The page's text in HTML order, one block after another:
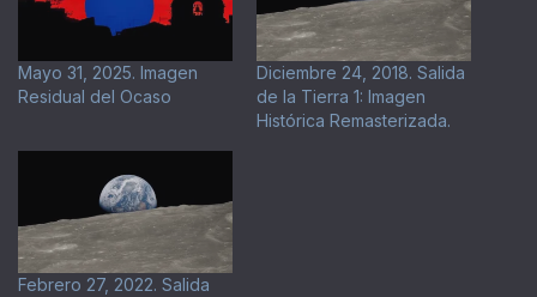
Mayo 31, 2025. Imagen
Residual del Ocaso
Diciembre 24, 2018. Salida
de la Tierra 1: Imagen
Histórica Remasterizada.
Febrero 27, 2022. Salida